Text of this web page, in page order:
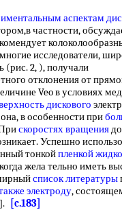
аспектам
частности,
исследователи,
(рис. 2, ), получали
отклонения от
Veo в условиях
дискового
в особенности при
скоростях вращения
Успешно
тонкойпленкой
жела тельно иметь
список литературы
электроду,
[c.183]